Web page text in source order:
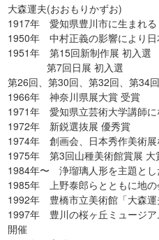
大森運夫(おおもりかずお)
1917年 愛知県豊川市に生まれる
1950年 中村正義の影響により日
1951年 第15回新制作展 初入選
第7回日展 初入選
第26回、第30回、第32回、第34
1966年 神奈川県展大賞 受賞
1971年 愛知県立芸術大学講師に
1972年 新鋭選抜展 優秀賞
1974年 創画会、日本秀作美術展
1975年 第3回山種美術館賞展 大
1984年〜 浄瑠璃人形を主題とし
1985年 上野泰郎らとともに地の
1992年 豊橋市立美術館「大森運
1997年 豊川の桜ヶ丘ミュージア
開催